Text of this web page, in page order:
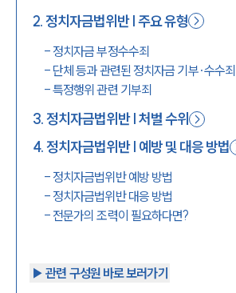
2.정치자금법위반 | 주요 유형
- 정치자금 부정수수죄
- 단체 등과 관련된 정치자금 기부·수수죄
-특정행위 관련 기부죄
3.정치자금법위반 | 처벌 수위
4.정치자금법위반 | 예방 및 대응 방법
- 정치자금법위반 예방 방법
- 정치자금법위반 대응 방법
- 전문가의 조력이 필요하다면?
▶︎ 관련 구성원 바로 보러가기